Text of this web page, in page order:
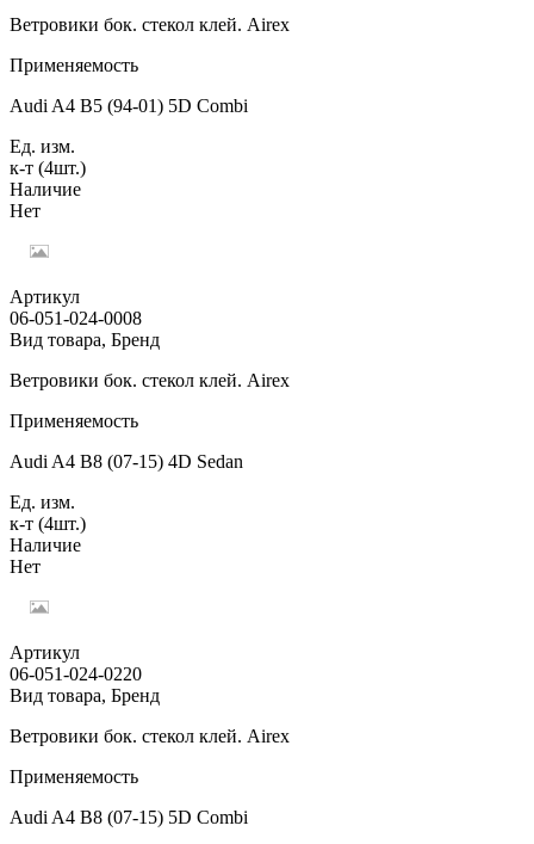
Ветровики бок. стекол клей. Airex
Применяемость
Audi A4 B5 (94-01) 5D Combi
Ед. изм.
к-т (4шт.)
Наличие
Нет
Артикул
06-051-024-0008
Вид товара, Бренд
Ветровики бок. стекол клей. Airex
Применяемость
Audi A4 B8 (07-15) 4D Sedan
Ед. изм.
к-т (4шт.)
Наличие
Нет
Артикул
06-051-024-0220
Вид товара, Бренд
Ветровики бок. стекол клей. Airex
Применяемость
Audi A4 B8 (07-15) 5D Combi